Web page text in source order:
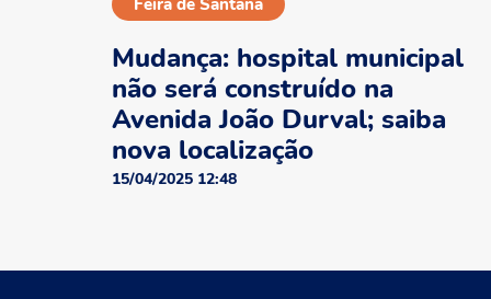
Feira de Santana
Mudança: hospital municipal
não será construído na
Avenida João Durval; saiba
nova localização
15/04/2025 12:48